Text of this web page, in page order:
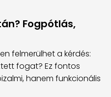
Fogpótlás,
felmerülhet a kérdés:
fogat? Ez fontos
hanem funkcionális